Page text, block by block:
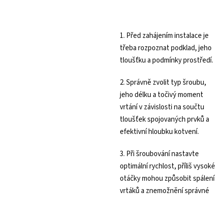
1. Před zahájením instalace je
třeba rozpoznat podklad, jeho
tloušťku a podmínky prostředí.
2. Správně zvolit typ šroubu,
jeho délku a točivý moment
vrtání v závislosti na součtu
tloušťek spojovaných prvků a
efektivní hloubku kotvení.
3. Při šroubování nastavte
optimální rychlost, příliš vysoké
otáčky mohou způsobit spálení
vrtáků a znemožnění správné